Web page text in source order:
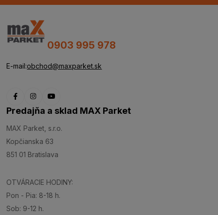
0903 995 978
E-mail:obchod@maxparket.sk
Predajňa a sklad MAX Parket
MAX Parket, s.r.o.
Kopčianska 63
851 01 Bratislava
OTVÁRACIE HODINY:
Pon - Pia: 8-18 h.
Sob: 9-12 h.